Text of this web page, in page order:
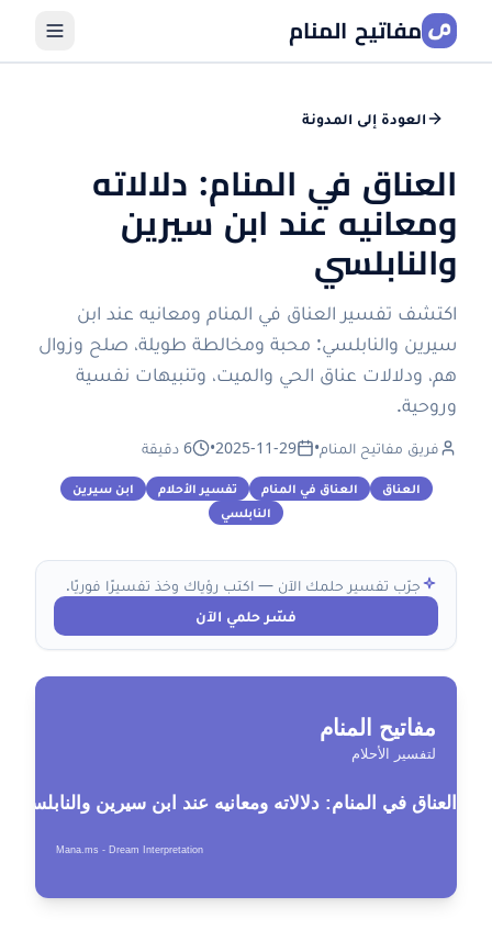
مفاتيح المنام
العودة إلى المدونة
العناق في المنام: دلالاته
ومعانيه عند ابن سيرين
والنابلسي
اكتشف تفسير العناق في المنام ومعانيه عند ابن
سيرين والنابلسي: محبة ومخالطة طويلة، صلح وزوال
هم، ودلالات عناق الحي والميت، وتنبيهات نفسية
وروحية.
فريق مفاتيح المنام•
2025-11-29
• 6 دقيقة
العناق العناق في المنام تفسير الأحلام
ابن سيرين
النابلسي
جرّب تفسير حلمك الآن — اكتب رؤياك وخذ تفسيرًا فوريًا.
فسّر حلمي الآن